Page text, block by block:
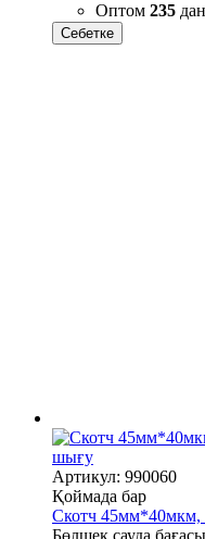
Оптом 235
Себетке
шығу
Артикул: 990060
Қоймада бар
Скотч 45мм*40мкм,